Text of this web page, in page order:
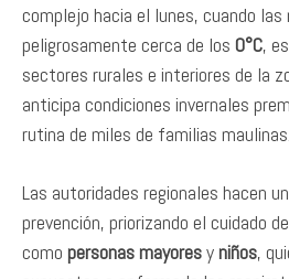
complejo hacia el lunes, cuando
peligrosamente cerca de los 0°C,
sectores rurales e interiores de la
anticipa condiciones invernales
rutina de miles de familias maulinas.
Las autoridades regionales hacen
prevención, priorizando el cuidado
como personas mayoresyniños,